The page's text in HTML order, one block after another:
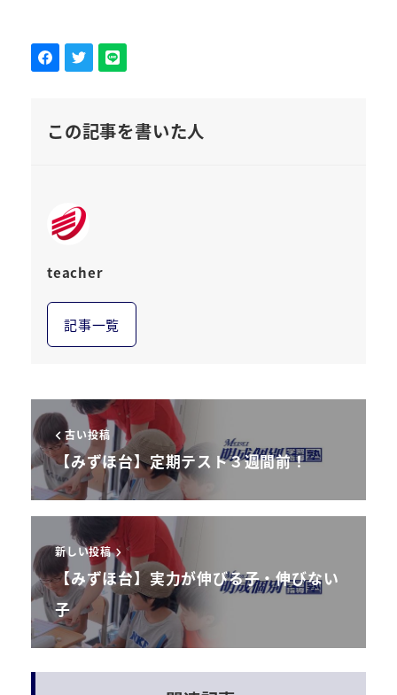
この記事を書いた人
teacher
記事一覧
古い投稿
【みずほ台】定期テスト３週間前！
新しい投稿
【みずほ台】実力が伸びる子・伸びない
子